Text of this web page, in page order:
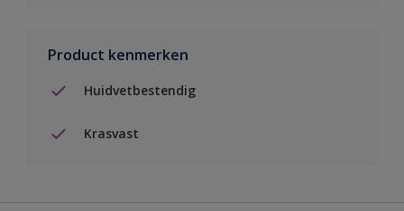
Product kenmerken
Huidvetbestendig
Krasvast